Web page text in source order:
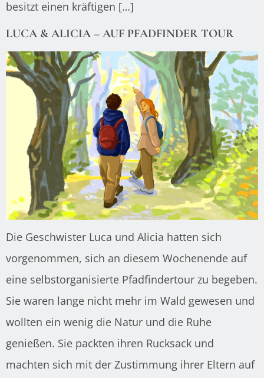
besitzt einen kräftigen […]
LUCA & ALICIA – AUF PFADFINDER TOUR
Die Geschwister Luca und Alicia hatten sich
vorgenommen, sich an diesem Wochenende auf
eine selbstorganisierte Pfadfindertour zu begeben.
Sie waren lange nicht mehr im Wald gewesen und
wollten ein wenig die Natur und die Ruhe
genießen. Sie packten ihren Rucksack und
machten sich mit der Zustimmung ihrer Eltern auf